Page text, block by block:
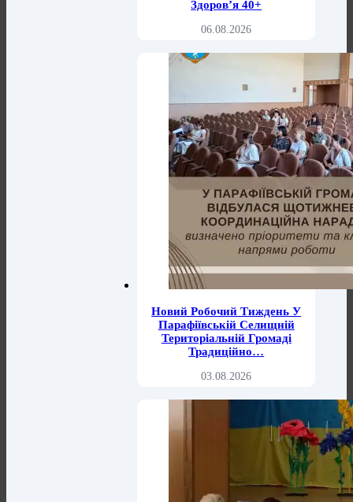
Здоров’я 40+
06.08.2026
Новий Робочий Тиждень У
Парафіївській Селищній
Територіальній Громаді
Традиційно…
03.08.2026